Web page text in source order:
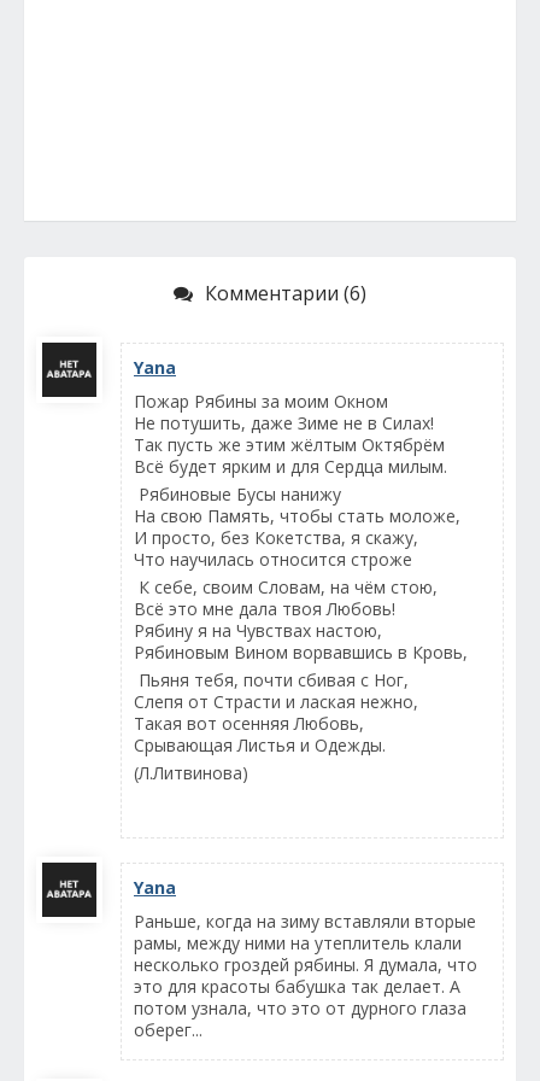
Комментарии (6)
Yana
Пожар Рябины за моим Окном
Не потушить, даже Зиме не в Силах!
Так пусть же этим жёлтым Октябрём
Всё будет ярким и для Сердца милым.
Рябиновые Бусы нанижу
На свою Память, чтобы стать моложе,
И просто, без Кокетства, я скажу,
Что научилась относится строже
К себе, своим Словам, на чём стою,
Всё это мне дала твоя Любовь!
Рябину я на Чувствах настою,
Рябиновым Вином ворвавшись в Кровь,
Пьяня тебя, почти сбивая с Ног,
Слепя от Страсти и лаская нежно,
Такая вот осенняя Любовь,
Срывающая Листья и Одежды.
(Л.Литвинова)
Yana
Раньше, когда на зиму вставляли вторые
рамы, между ними на утеплитель клали
несколько гроздей рябины. Я думала, что
это для красоты бабушка так делает. А
потом узнала, что это от дурного глаза
оберег...